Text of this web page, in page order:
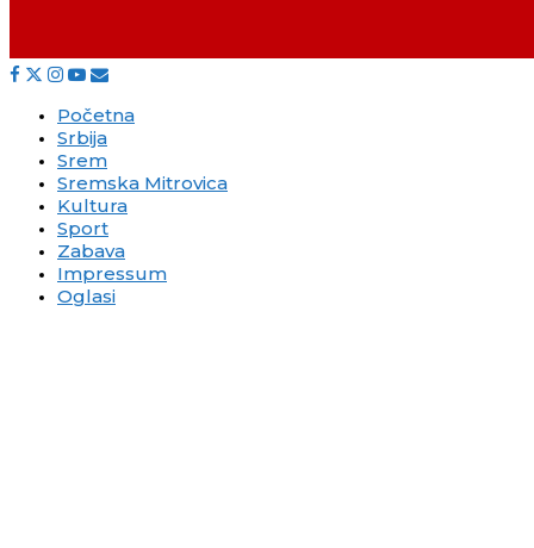
Početna
Srbija
Srem
Sremska Mitrovica
Kultura
Sport
Zabava
Impressum
Oglasi